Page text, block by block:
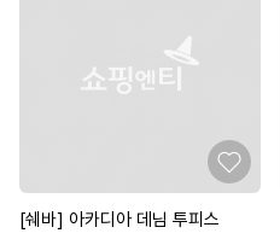
[쉐바] 아카디아 데님 투피스